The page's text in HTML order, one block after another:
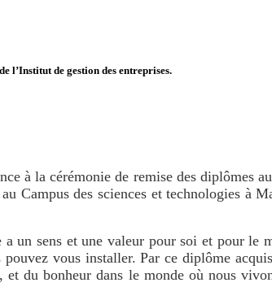
l’Institut de gestion des entreprises.
à la cérémonie de remise des diplômes
des sciences et technologies à
un sens et une valeur pour soi et pour le
vous installer. Par ce diplôme
du bonheur dans le monde où nous